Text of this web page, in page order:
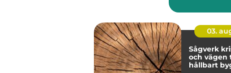
om...
03.
Sågverk
och vägen
hållbart